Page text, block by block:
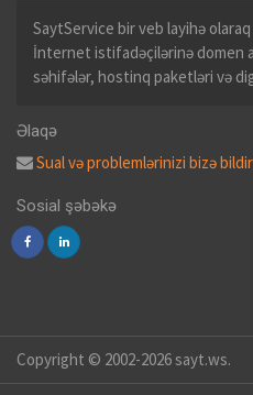
SaytService bir veb layihə
İnternet istifadəçilərinə domen
səhifələr, hostinq paketləri və
Əlaqə
Sual və problemlərinizi bizə
Sosial şəbəkə
Copyright © 2002-2026 sayt.ws.